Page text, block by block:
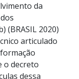
da
(BRASIL 2020)
articulado
o decreto
dessa